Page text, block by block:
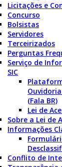
Licitações e
Concurso
Bolsistas
Servidores
Terceirizados
Perguntas
Serviço de
SIC
(Fala BR)
Lei de
Sobre a Lei de
Informações
Conflito de